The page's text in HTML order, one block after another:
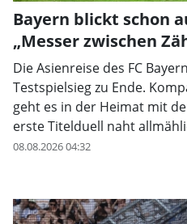
Bayern blickt schon
„Messer zwischen
Die Asienreise des FC
Testspielsieg zu Ende.
geht es in der Heimat mit
erste Titelduell naht
08.08.2026 04:32